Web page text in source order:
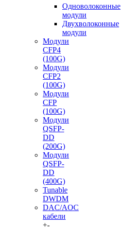
Одноволоконные
модули
Двухволоконные
модули
Модули
CFP4
(100G)
Модули
CFP2
(100G)
Модули
CFP
(100G)
Модули
QSFP-
DD
(200G)
Модули
QSFP-
DD
(400G)
Tunable
DWDM
DAC/AOC
кабели
+-